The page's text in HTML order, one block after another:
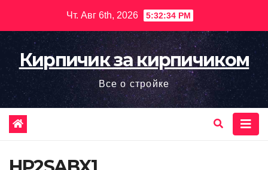
содержимому
Чт. Авг 6th, 2026 5:32:35 PM
Кирпичик за кирпичиком
Все о стройке